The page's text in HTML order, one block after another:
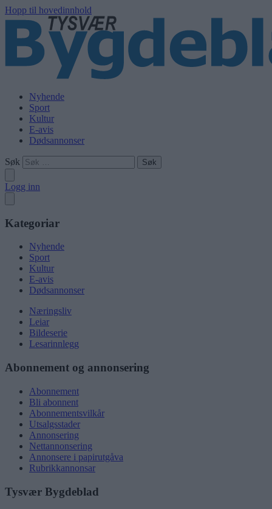
Hopp til hovedinnhold
Nyhende
Sport
Kultur
E-avis
Dødsannonser
Søk
Logg inn
Kategoriar
Nyhende
Sport
Kultur
E-avis
Dødsannonser
Næringsliv
Leiar
Bildeserie
Lesarinnlegg
Abonnement og annonsering
Abonnement
Bli abonnent
Abonnementsvilkår
Utsalgsstader
Annonsering
Nettannonsering
Annonsere i papirutgåva
Rubrikkannonsar
Tysvær Bygdeblad